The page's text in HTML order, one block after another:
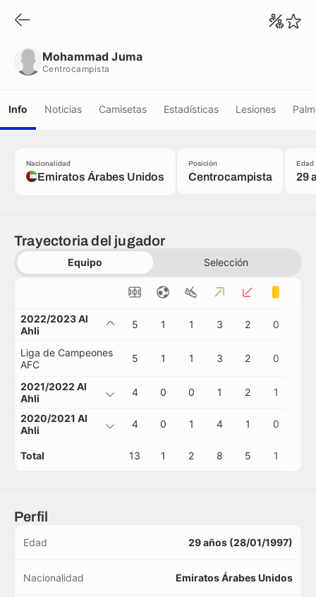
Mohammad Juma
Centrocampista
Info Noticias Camisetas Estadísticas Lesiones
Nacionalidad
Emiratos Árabes Unidos
Posición
Centrocampista
Edad
29
Trayectoria del jugador
Equipo Selección
2022/2023 Al
Ahli
5 1 1 3 2 0
Liga de Campeones
AFC
5 1 1 3 2 0
2021/2022 Al
Ahli
4 0 0 1 2 1
2020/2021 Al
Ahli
4 0 1 4 1 0
Total 13 1 2 8 5 1
Perfil
Edad 29 años (28/01/1997)
Nacionalidad Emiratos Árabes Unidos